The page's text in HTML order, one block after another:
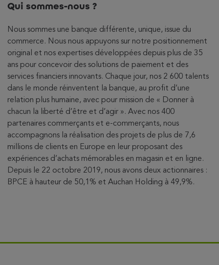
Qui sommes-nous ?
Nous sommes une banque différente, unique, issue du
commerce. Nous nous appuyons sur notre positionnement
original et nos expertises développées depuis plus de 35
ans pour concevoir des solutions de paiement et des
services financiers innovants. Chaque jour, nos 2 600 talents
dans le monde réinventent la banque, au profit d’une
relation plus humaine, avec pour mission de « Donner à
chacun la liberté d’être et d’agir ». Avec nos 400
partenaires commerçants et e-commerçants, nous
accompagnons la réalisation des projets de plus de 7,6
millions de clients en Europe en leur proposant des
expériences d’achats mémorables en magasin et en ligne.
Depuis le 22 octobre 2019, nous avons deux actionnaires :
BPCE à hauteur de 50,1% et Auchan Holding à 49,9%.